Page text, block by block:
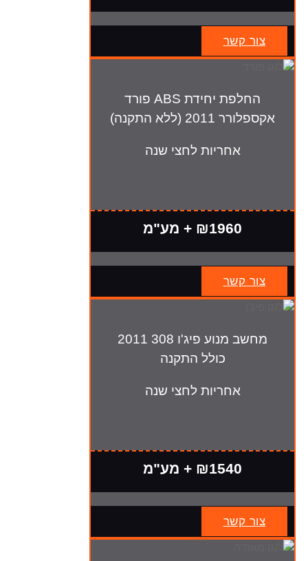
צור קשר
החלפת יחידת ABS פורד
אקספלורר 2011 (ללא התקנה)
אחריות לחצי שנה
₪1960 + מע"מ
צור קשר
מחשב מנוע פיג'ו 308 2011
כולל התקנה
אחריות לחצי שנה
₪1540 + מע"מ
צור קשר